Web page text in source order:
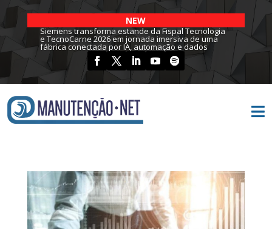
NEW
Siemens transforma estande da Fispal Tecnologia
e TecnoCarne 2026 em jornada imersiva de uma
fábrica conectada por IA, automação e dados
